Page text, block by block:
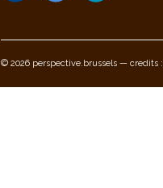
© 2026 perspective.brussels — credits :